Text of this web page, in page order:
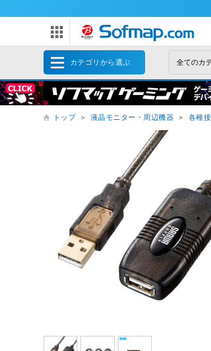
カテゴリから選ぶ
トップ ＞ 液晶モニター・周辺機器 ＞ 各種